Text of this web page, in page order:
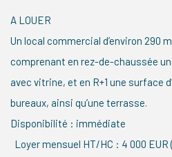
A LOUER
Un local commercial d’environ 290
comprenant en rez-de-chaussée
avec vitrine, et en R+1 une surface
bureaux, ainsi qu’une terrasse.
Disponibilité : immédiate
Loyer mensuel HT/HC : 4 000